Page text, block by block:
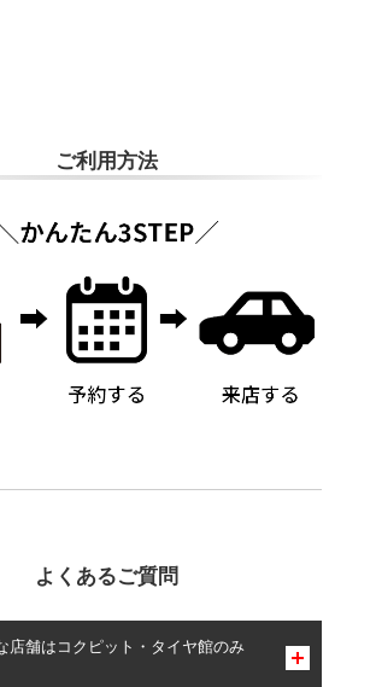
ご利用方法
よくあるご質問
店舗はコクピット・タイヤ館のみ